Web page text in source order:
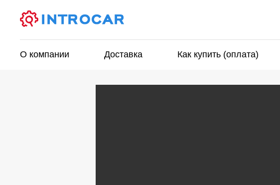
О компании Доставка Как купить (оплата)